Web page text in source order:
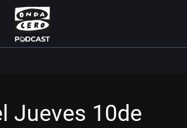
Jueves 10de